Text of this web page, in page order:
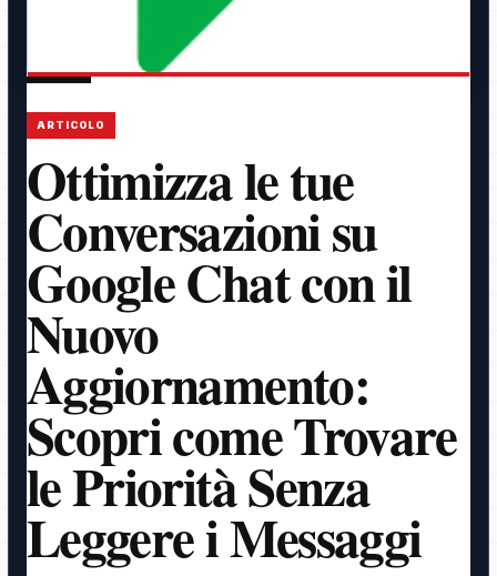
ARTICOLO
Ottimizza le tue
Conversazioni su
Google Chat con il
Nuovo
Aggiornamento:
Scopri come Trovare
le Priorità Senza
Leggere i Messaggi